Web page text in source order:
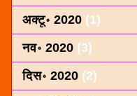
अक्टू॰ 2020 (1)
नव॰ 2020 (3)
दिस॰ 2020 (2)